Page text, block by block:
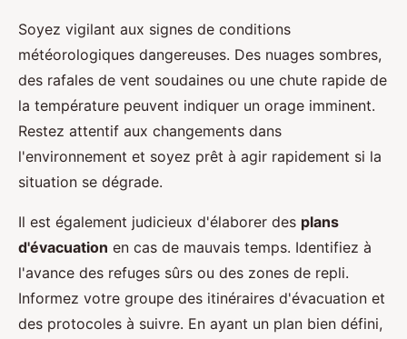
Soyez vigilant aux signes de conditions
météorologiques dangereuses. Des nuages sombres,
des rafales de vent soudaines ou une chute rapide de
la température peuvent indiquer un orage imminent.
Restez attentif aux changements dans
l'environnement et soyez prêt à agir rapidement si la
situation se dégrade.
Il est également judicieux d'élaborer des plans
d'évacuation en cas de mauvais temps. Identifiez à
l'avance des refuges sûrs ou des zones de repli.
Informez votre groupe des itinéraires d'évacuation et
des protocoles à suivre. En ayant un plan bien défini,